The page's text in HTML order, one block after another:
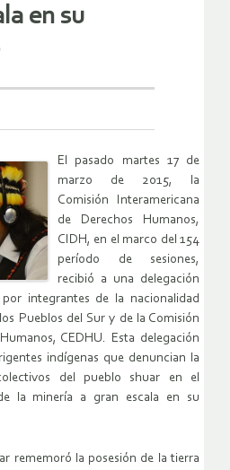
en su
El pasado martes 17 de
marzo de 2015, la
Comisión Interamericana
de Derechos Humanos,
CIDH, en el marco del 154
período de sesiones,
recibió a una delegación
integrantes de la nacionalidad
Pueblos del Sur y de la Comisión
CEDHU. Esta delegación
indígenas que denuncian la
del pueblo shuar en el
la minería a gran escala en su
rememoró la posesión de la tierra